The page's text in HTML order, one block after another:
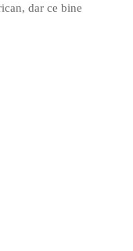
dar ce bine